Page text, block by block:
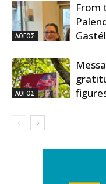
ΛΟΓΟΣ
From
ΛΟΓΟΣ